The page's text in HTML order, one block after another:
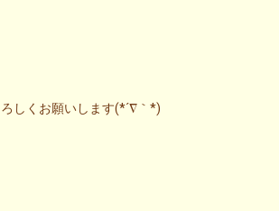
しくお願いします(*´∇｀*)